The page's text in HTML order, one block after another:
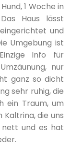
1 Woche in
Haus lässt
und
Umgebung ist
Info für
nur
ganz so dicht
sehr ruhig, die
ein Traum, um
die uns
und es hat